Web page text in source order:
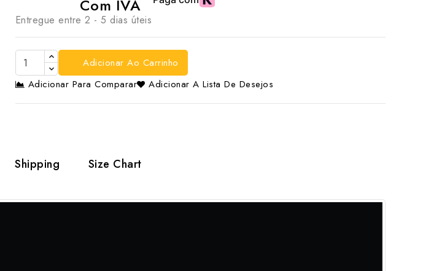
Com IVA
Entregue entre 2 - 5 dias úteis
Adicionar Ao Carrinho
Adicionar Para Comparar
Adicionar A Lista De Desejos
Shipping Size Chart